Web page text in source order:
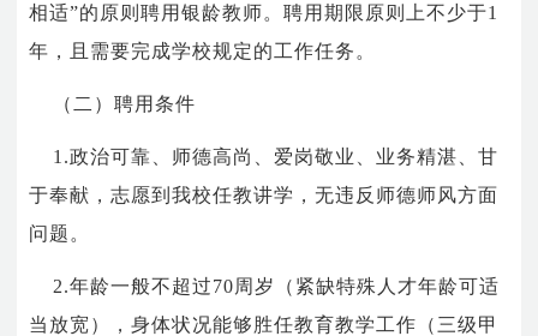
相适”的原则聘用银龄教师。聘用期限原则上不少于1
年，且需要完成学校规定的工作任务。
（二）聘用条件
1.政治可靠、师德高尚、爱岗敬业、业务精湛、甘
于奉献，志愿到我校任教讲学，无违反师德师风方面
问题。
2.年龄一般不超过70周岁（紧缺特殊人才年龄可适
当放宽），身体状况能够胜任教育教学工作（三级甲